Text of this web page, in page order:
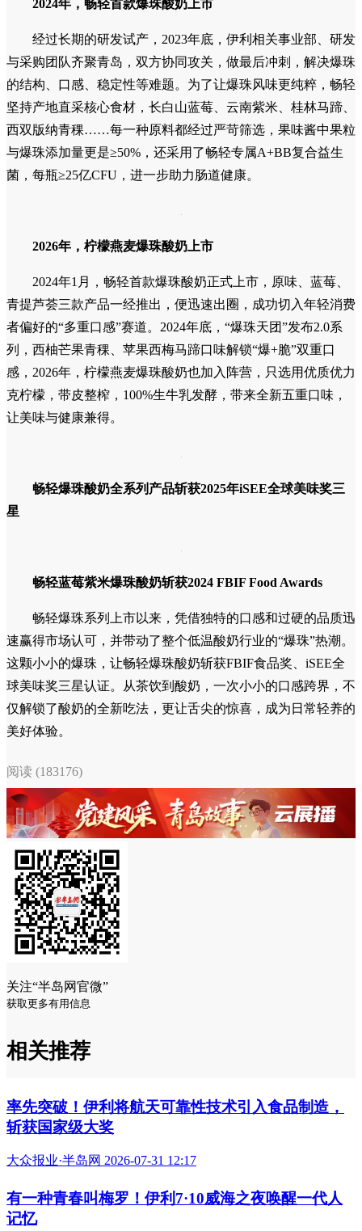
体的酸奶和固体的爆珠之间的“相融共生”问题之后，用什么设
备才能把这样的创新产品生产出来，成为新的挑战。为了让爆
珠达到理想口感，福得味坚持自主改造，从1.0版本逐步升级
到3.0版本，将通用设备改造为适配自身产品工艺的专用设
备。“生产设备完全跟随伊利的发展步伐进行调整。”福得味负
责人介绍，现在配备了三吨、两吨、800公斤三种规格的设
备，分别对应不同产量的生产需求。
2024年，畅轻首款爆珠酸奶上市
经过长期的研发试产，2023年底，伊利相关事业部、研发
的结构、口感、稳定性等难题。为了让爆珠风味更纯粹，畅轻
坚持产地直采核心食材，长白山蓝莓、云南紫米、桂林马蹄、
西双版纳青稞……每一种原料都经过严苛筛选，果味酱中果粒
菌，每瓶≥25亿CFU，进一步助力肠道健康。
2026年，柠檬燕麦爆珠酸奶上市
2024年1月，畅轻首款爆珠酸奶正式上市，原味、蓝莓、
青提芦荟三款产品一经推出，便迅速出圈，成功切入年轻消费
者偏好的“多重口感”赛道。2024年底，“爆珠天团”发布2.0系
列，西柚芒果青稞、苹果西梅马蹄口味解锁“爆+脆”双重口
克柠檬，带皮整榨，100%生牛乳发酵，带来全新五重口味，
让美味与健康兼得。
畅轻爆珠酸奶全系列产品斩获2025年iSEE全球美味奖三
星
畅轻蓝莓紫米爆珠酸奶斩获2024 FBIF Food Awards
畅轻爆珠系列上市以来，凭借独特的口感和过硬的品质迅
这颗小小的爆珠，让畅轻爆珠酸奶斩获FBIF食品奖、iSEE全
球美味奖三星认证。从茶饮到酸奶，一次小小的口感跨界，不
美好体验。